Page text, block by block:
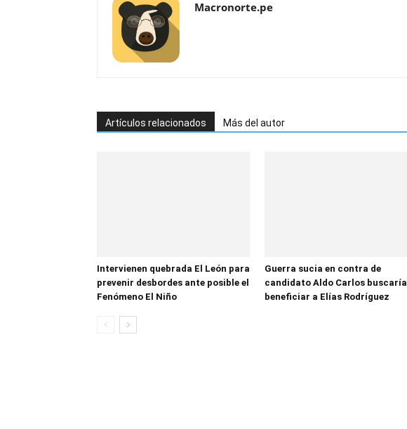
Macronorte.pe
Artículos relacionados Más del autor
Intervienen quebrada El León para
prevenir desbordes ante posible el
Fenómeno El Niño
Guerra sucia en contra de
candidato Aldo Carlos buscaría
beneficiar a Elías Rodríguez